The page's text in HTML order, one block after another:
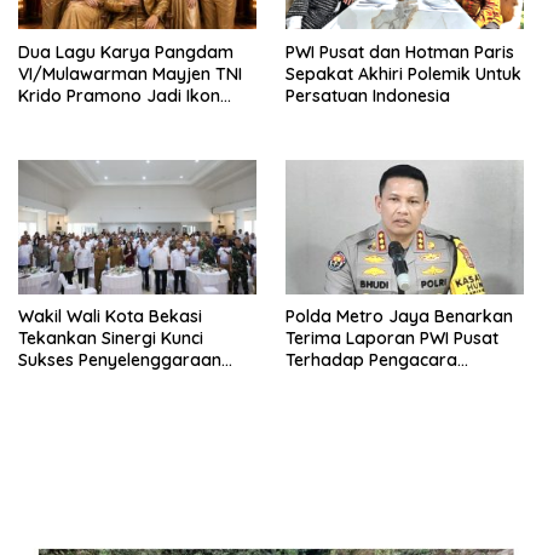
Dua Lagu Karya Pangdam
VI/Mulawarman Mayjen TNI
Krido Pramono Jadi Ikon
PWI Pusat dan Hotman Paris
Sepakat Akhiri Polemik Untuk
Persatuan Indonesia
Wakil Wali Kota Bekasi
Tekankan Sinergi Kunci
Sukses Penyelenggaraan
Polda Metro Jaya Benarkan
Terima Laporan PWI Pusat
Terhadap Pengacara